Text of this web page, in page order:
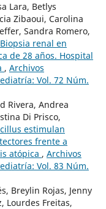
Lara, Betlys
Zibaoui, Carolina
Sandra Romero,
Biopsia renal en
de 28 años. Hospital
, Archivos
Vol. 72 Núm.
Rivera, Andrea
Di Prisco,
estimulan
frente a
atópica , Archivos
Vol. 83 Núm.
Breylin Rojas, Jenny
Lourdes Freitas,